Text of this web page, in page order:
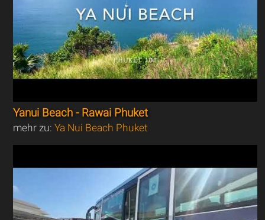
Yanui Beach - Rawai Phuket
mehr zu:Ya Nui Beach Phuket